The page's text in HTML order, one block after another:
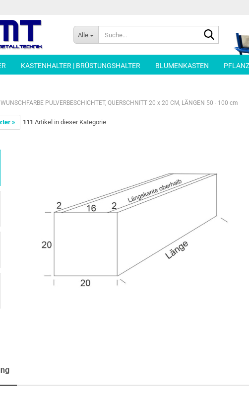
Alle
KASTENHALTER | BRÜSTUNGSHALTER BLUMENKASTEN
PULVERBESCHICHTET, QUERSCHNITT 20 x 20 CM, LÄNGEN 50 - 100 cm
» 111 Artikel in dieser Kategorie